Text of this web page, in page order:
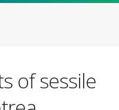
of sessile